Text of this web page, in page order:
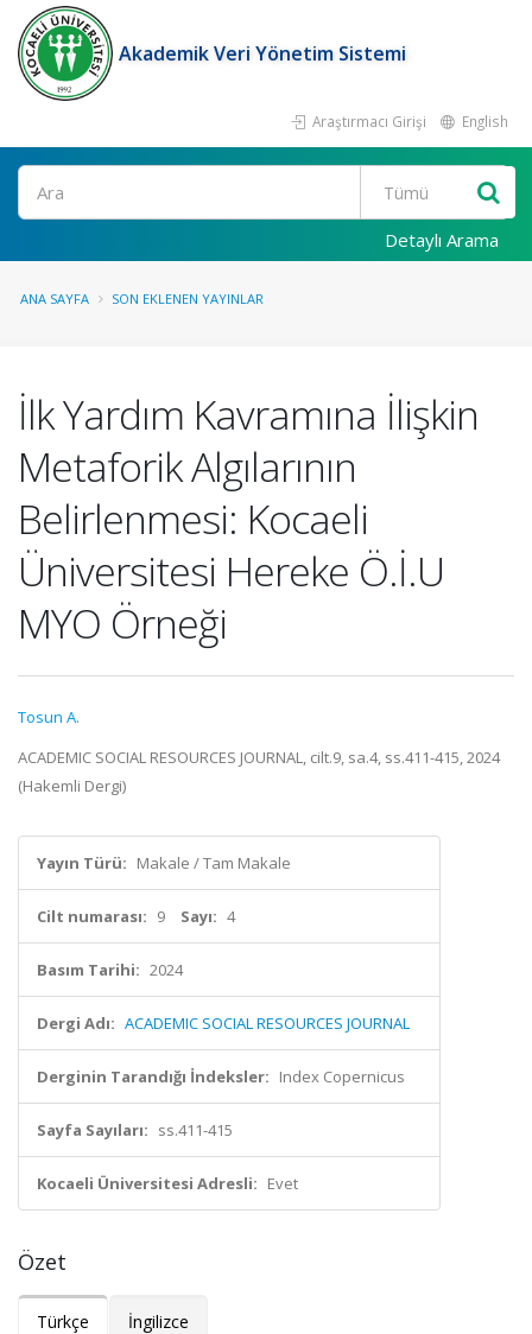
Akademik Veri Yönetim Sistemi
Araştırmacı Girişi English
Ara
Detaylı Arama
ANA SAYFA SON EKLENEN YAYINLAR
İlk Yardım Kavramına İlişkin
Metaforik Algılarının
Belirlenmesi: Kocaeli
Üniversitesi Hereke Ö.İ.U
MYO Örneği
Tosun A.
ACADEMIC SOCIAL RESOURCES JOURNAL, cilt.9, sa.4, ss.411-415, 2024
(Hakemli Dergi)
Yayın Türü: Makale / Tam Makale
Cilt numarası: 9 Sayı: 4
Basım Tarihi: 2024
Dergi Adı: ACADEMIC SOCIAL RESOURCES JOURNAL
Derginin Tarandığı İndeksler: Index Copernicus
Sayfa Sayıları: ss.411-415
Kocaeli Üniversitesi Adresli: Evet
Özet
Türkçe İngilizce